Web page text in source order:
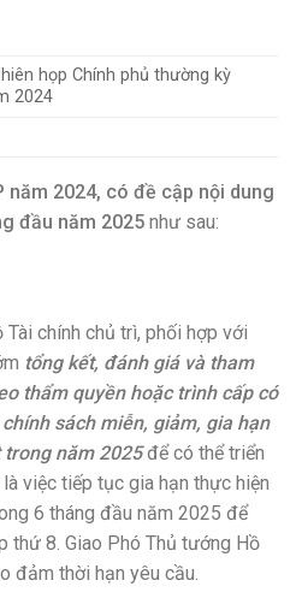
họp Chính phủ thường kỳ
2024
năm 2024, có đề cập nội dung
đầu năm 2025 như sau:
chính chủ trì, phối hợp với
tổng kết, đánh giá và tham
thẩm quyền hoặc trình cấp có
sách miễn, giảm, gia hạn
năm 2025để có thể triển
việc tiếp tục gia hạn thực hiện
6 tháng đầu năm 2025 để
thứ 8. Giao Phó Thủ tướng Hồ
đảm thời hạn yêu cầu.